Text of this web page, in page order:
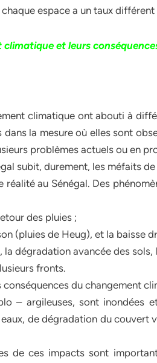
espace a un taux différent
et leurs
climatique ont abouti à
la mesure où elles sont
problèmes actuels ou en
subit, durement, les méfaits
au Sénégal. Des
des pluies ;
(pluies de Heug), et la baisse
dégradation avancée des sols,
fronts.
conséquences du changement
– argileuses, sont inondées
de dégradation du couvert
de ces impacts sont